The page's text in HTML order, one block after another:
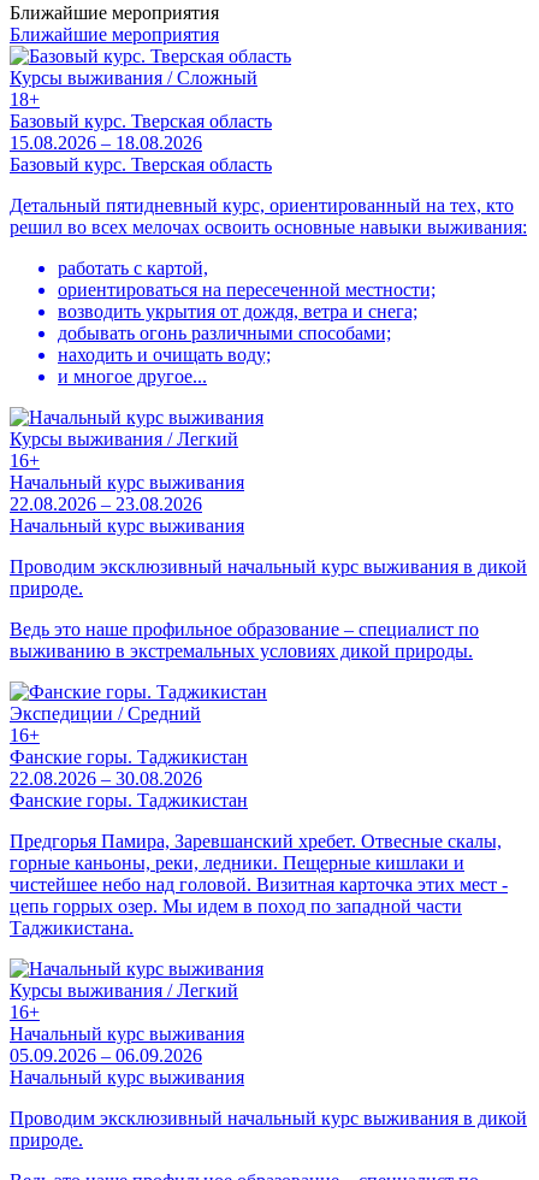
Ближайшие мероприятия
Ближайшие мероприятия
Курсы выживания / Сложный
18+
Базовый курс. Тверская область
15.08.2026 – 18.08.2026
Базовый курс. Тверская область
Детальный пятидневный курс, ориентированный на тех, кто
решил во всех мелочах освоить основные навыки выживания:
работать с картой,
ориентироваться на пересеченной местности;
возводить укрытия от дождя, ветра и снега;
добывать огонь различными способами;
находить и очищать воду;
и многое другое...
Курсы выживания / Легкий
16+
Начальный курс выживания
22.08.2026 – 23.08.2026
Начальный курс выживания
Проводим эксклюзивный начальный курс выживания в дикой
природе.
Ведь это наше профильное образование – специалист по
выживанию в экстремальных условиях дикой природы.
Экспедиции / Средний
16+
Фанские горы. Таджикистан
22.08.2026 – 30.08.2026
Фанские горы. Таджикистан
Предгорья Памира, Заревшанский хребет. Отвесные скалы,
горные каньоны, реки, ледники. Пещерные кишлаки и
чистейшее небо над головой. Визитная карточка этих мест -
цепь горрых озер. Мы идем в поход по западной части
Таджикистана.
Курсы выживания / Легкий
16+
Начальный курс выживания
05.09.2026 – 06.09.2026
Начальный курс выживания
Проводим эксклюзивный начальный курс выживания в дикой
природе.